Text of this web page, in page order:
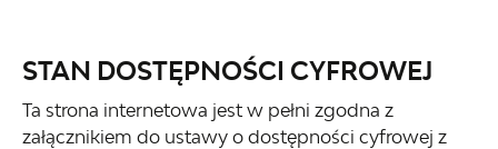
STAN DOSTĘPNOŚCI CYFROWEJ
Ta strona internetowa jest w pełni zgodna z
załącznikiem do ustawy o dostępności cyfrowej z